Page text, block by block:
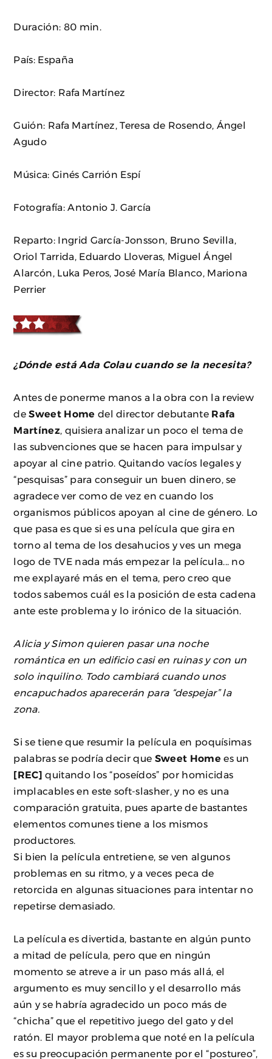
Duración: 80 min.
País: España
Director: Rafa Martínez
Guión: Rafa Martínez, Teresa de Rosendo, Ángel
Agudo
Música: Ginés Carrión Espí
Fotografía: Antonio J. García
Reparto: Ingrid García-Jonsson, Bruno Sevilla,
Oriol Tarrida, Eduardo Lloveras, Miguel Ángel
Alarcón, Luka Peros, José María Blanco, Mariona
Perrier
¿Dónde está Ada Colau cuando se la necesita?
Antes de ponerme manos a la obra con la review
deSweet Home del director debutante Rafa
Martínez, quisiera analizar un poco el tema de
las subvenciones que se hacen para impulsar y
apoyar al cine patrio. Quitando vacíos legales y
“pesquisas” para conseguir un buen dinero, se
agradece ver como de vez en cuando los
organismos públicos apoyan al cine de género. Lo
que pasa es que si es una película que gira en
torno al tema de los desahucios y ves un mega
logo de TVE nada más empezar la película... no
me explayaré más en el tema, pero creo que
todos sabemos cuál es la posición de esta cadena
ante este problema y lo irónico de la situación.
Alicia y Simon quieren pasar una noche
romántica en un edificio casi en ruinas y con un
solo inquilino. Todo cambiará cuando unos
encapuchados aparecerán para “despejar” la
zona.
Si se tiene que resumir la película en poquísimas
palabras se podría decir que Sweet Homees un
[REC] quitando los “poseídos” por homicidas
implacables en este soft-slasher, y no es una
comparación gratuita, pues aparte de bastantes
elementos comunes tiene a los mismos
productores.
Si bien la película entretiene, se ven algunos
problemas en su ritmo, y a veces peca de
retorcida en algunas situaciones para intentar no
repetirse demasiado.
La película es divertida, bastante en algún punto
a mitad de película, pero que en ningún
momento se atreve a ir un paso más allá, el
argumento es muy sencillo y el desarrollo más
aún y se habría agradecido un poco más de
“chicha” que el repetitivo juego del gato y del
ratón. El mayor problema que noté en la película
es su preocupación permanente por el “postureo”,